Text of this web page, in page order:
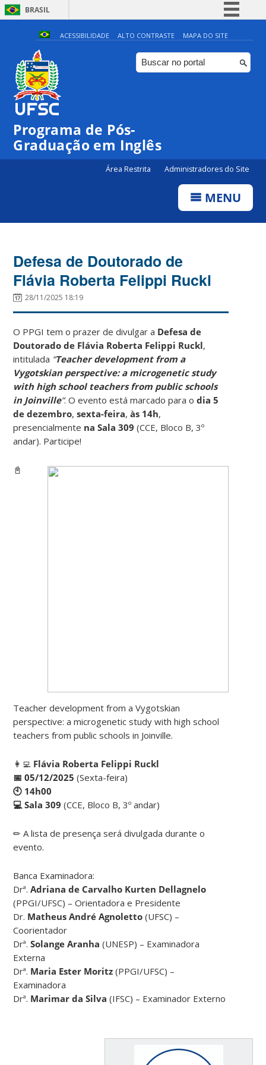
BRASIL
Simplifique!
Comunica BR
Participe
ACESSIBILIDADE ALTO CONTRASTE MAPA DO SITE
Programa de Pós-
Graduação em Inglês
Área Restrita Administradores do Site
MENU
Defesa de Doutorado de
Flávia Roberta Felippi Ruckl
28/11/2025 18:19
O PPGI tem o prazer de divulgar a Defesa de
Doutorado de Flávia Roberta Felippi Ruckl,
intitulada “Teacher development from a
Vygotskian perspective: a microgenetic study
with high school teachers from public schools
in Joinville“. O evento está marcado para odia 5
de dezembro,sexta-feira, às 14h,
presencialmente na Sala 309 (CCE, Bloco B, 3º
andar). Participe!
📓
Teacher development from a Vygotskian
perspective: a microgenetic study with high school
teachers from public schools in Joinville.
👩‍💻 Flávia Roberta Felippi Ruckl
📅 05/12/2025(Sexta-feira)
🕙 14h00
💻 Sala 309 (CCE, Bloco B, 3º andar)
✏ A lista de presença será divulgada durante o
evento.
Banca Examinadora:
Drª.Adriana de Carvalho Kurten Dellagnelo
(PPGI/UFSC) – Orientadora e Presidente
Dr. Matheus André Agnoletto (UFSC) –
Coorientador
Drª.Solange Aranha (UNESP) – Examinadora
Externa
Drª. Maria Ester Moritz (PPGI/UFSC) –
Examinadora
Drª. Marimar da Silva (IFSC) – Examinador Externo